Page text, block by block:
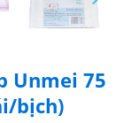
Unmei 75
bịch)